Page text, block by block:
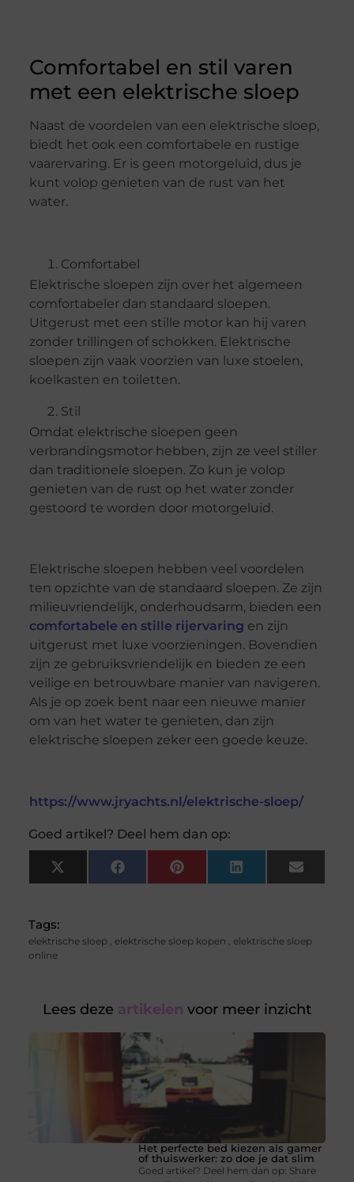
Comfortabel en stil varen
met een elektrische sloep
Naast de voordelen van een elektrische sloep,
biedt het ook een comfortabele en rustige
vaarervaring. Er is geen motorgeluid, dus je
kunt volop genieten van de rust van het
water.
Comfortabel
Elektrische sloepen zijn over het algemeen
comfortabeler dan standaard sloepen.
Uitgerust met een stille motor kan hij varen
zonder trillingen of schokken. Elektrische
sloepen zijn vaak voorzien van luxe stoelen,
koelkasten en toiletten.
Stil
Omdat elektrische sloepen geen
verbrandingsmotor hebben, zijn ze veel stiller
dan traditionele sloepen. Zo kun je volop
genieten van de rust op het water zonder
gestoord te worden door motorgeluid.
Elektrische sloepen hebben veel voordelen
ten opzichte van de standaard sloepen. Ze zijn
milieuvriendelijk, onderhoudsarm, bieden een
comfortabele en stille rijervaring en zijn
uitgerust met luxe voorzieningen. Bovendien
zijn ze gebruiksvriendelijk en bieden ze een
veilige en betrouwbare manier van navigeren.
Als je op zoek bent naar een nieuwe manier
om van het water te genieten, dan zijn
elektrische sloepen zeker een goede keuze.
https://www.jryachts.nl/elektrische-sloep/
Goed artikel? Deel hem dan op:
X
(Twitter)
FacebookPinterest LinkedIn Email
Tags:
elektrische sloep, elektrische sloep kopen , elektrische sloep
online
Lees deze artikelen voor meer inzicht
Het perfecte bed kiezen als gamer
of thuiswerker: zo doe je dat slim
Goed artikel? Deel hem dan op: Share